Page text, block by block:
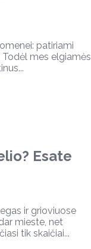
patiriami
mes elgiamės
Esate
ir grioviuose
mieste, net
tik skaičiai...